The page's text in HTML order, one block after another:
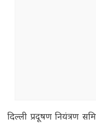
दिल्ली प्रदूषण नियंत्रण